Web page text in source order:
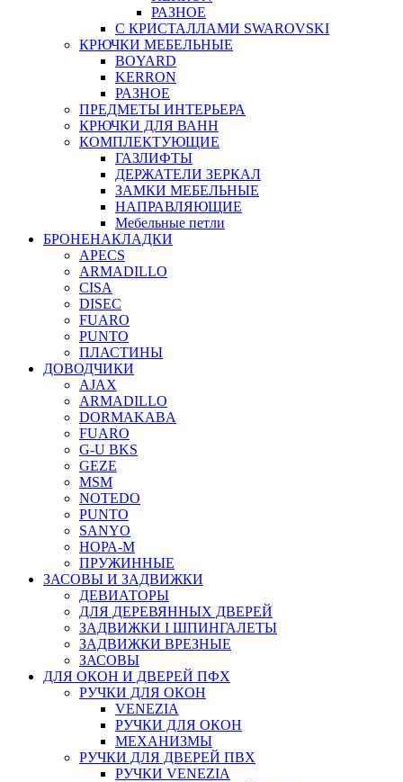
РАЗНОЕ
С КРИСТАЛЛАМИ SWAROVSKI
КРЮЧКИ МЕБЕЛЬНЫЕ
BOYARD
KERRON
РАЗНОЕ
ПРЕДМЕТЫ ИНТЕРЬЕРА
КРЮЧКИ ДЛЯ ВАНН
КОМПЛЕКТУЮЩИЕ
ГАЗЛИФТЫ
ДЕРЖАТЕЛИ ЗЕРКАЛ
ЗАМКИ МЕБЕЛЬНЫЕ
НАПРАВЛЯЮЩИЕ
Мебельные петли
БРОНЕНАКЛАДКИ
APECS
ARMADILLO
CISA
DISEC
FUARO
PUNTO
ПЛАСТИНЫ
ДОВОДЧИКИ
AJAX
ARMADILLO
DORMAKABA
FUARO
G-U BKS
GEZE
MSM
NOTEDO
PUNTO
SANYO
НОРА-М
ПРУЖИННЫЕ
ЗАСОВЫ И ЗАДВИЖКИ
ДЕВИАТОРЫ
ДЛЯ ДЕРЕВЯННЫХ ДВЕРЕЙ
ЗАДВИЖКИ I ШПИНГАЛЕТЫ
ЗАДВИЖКИ ВРЕЗНЫЕ
ЗАСОВЫ
ДЛЯ ОКОН И ДВЕРЕЙ ПФХ
РУЧКИ ДЛЯ ОКОН
VENEZIA
РУЧКИ ДЛЯ ОКОН
МЕХАНИЗМЫ
РУЧКИ ДЛЯ ДВЕРЕЙ ПВХ
РУЧКИ VENEZIA